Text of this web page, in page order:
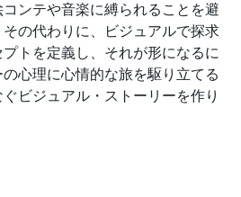
ンテや音楽に縛られることを避
の代わりに、ビジュアルで探求
トを定義し、それが形になるに
心理に心情的な旅を駆り立てる
ビジュアル・ストーリーを作り